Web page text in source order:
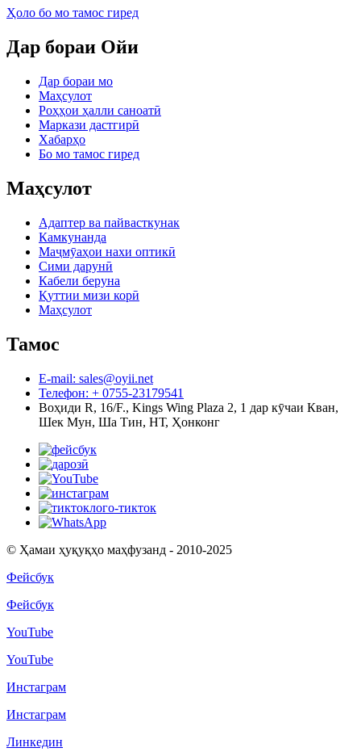
Ҳоло бо мо тамос гиред
Дар бораи Ойи
Дар бораи мо
Маҳсулот
Роҳҳои ҳалли саноатӣ
Маркази дастгирӣ
Хабарҳо
Бо мо тамос гиред
Маҳсулот
Адаптер ва пайвасткунак
Камкунанда
Маҷмӯаҳои нахи оптикӣ
Сими дарунӣ
Кабели беруна
Қуттии мизи корӣ
Маҳсулот
Тамос
E-mail: sales@oyii.net
Телефон: + 0755-23179541
Воҳиди R, 16/F., Kings Wing Plaza 2, 1 дар кӯчаи Кван,
Шек Мун, Ша Тин, НТ, Ҳонконг
© Ҳамаи ҳуқуқҳо маҳфузанд - 2010-2025
Фейсбук
Фейсбук
YouTube
YouTube
Инстаграм
Инстаграм
Линкедин